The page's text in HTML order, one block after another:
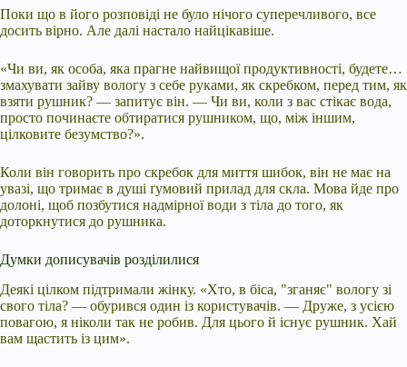
Поки що в його розповіді не було нічого суперечливого, все
досить вірно. Але далі настало найцікавіше.
«Чи ви, як особа, яка прагне найвищої продуктивності, будете…
змахувати зайву вологу з себе руками, як скребком, перед тим, як
взяти рушник? — запитує він. — Чи ви, коли з вас стікає вода,
просто починаєте обтиратися рушником, що, між іншим,
цілковите безумство?».
Коли він говорить про скребок для миття шибок, він не має на
увазі, що тримає в душі ґумовий прилад для скла. Мова йде про
долоні, щоб позбутися надмірної води з тіла до того, як
доторкнутися до рушника.
Думки дописувачів розділилися
Деякі цілком підтримали жінку. «Хто, в біса, "зганяє" вологу зі
свого тіла? — обурився один із користувачів. — Друже, з усією
повагою, я ніколи так не робив. Для цього й існує рушник. Хай
вам щастить із цим».